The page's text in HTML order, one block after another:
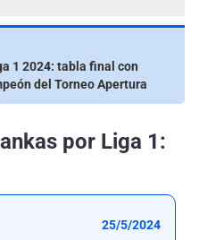
1 2024: tabla final con
del Torneo Apertura
por Liga 1:
25/5/2024